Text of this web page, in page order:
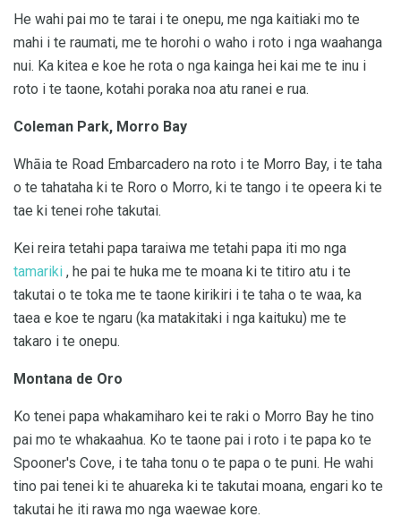
He wahi pai mo te tarai i te onepu, me nga kaitiaki mo te
mahi i te raumati, me te horohi o waho i roto i nga waahanga
nui. Ka kitea e koe he rota o nga kainga hei kai me te inu i
roto i te taone, kotahi poraka noa atu ranei e rua.
Coleman Park, Morro Bay
Whāia te Road Embarcadero na roto i te Morro Bay, i te taha
o te tahataha ki te Roro o Morro, ki te tango i te opeera ki te
tae ki tenei rohe takutai.
Kei reira tetahi papa taraiwa me tetahi papa iti mo nga
tamariki , he pai te huka me te moana ki te titiro atu i te
takutai o te toka me te taone kirikiri i te taha o te waa, ka
taea e koe te ngaru (ka matakitaki i nga kaituku) me te
takaro i te onepu.
Montana de Oro
Ko tenei papa whakamiharo kei te raki o Morro Bay he tino
pai mo te whakaahua. Ko te taone pai i roto i te papa ko te
Spooner's Cove, i te taha tonu o te papa o te puni. He wahi
tino pai tenei ki te ahuareka ki te takutai moana, engari ko te
takutai he iti rawa mo nga waewae kore.